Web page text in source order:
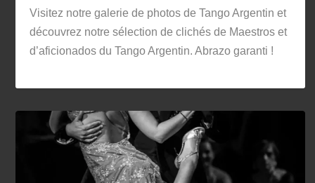
Visitez notre galerie de photos de Tango Argentin et
découvrez notre sélection de clichés de Maestros et
d’aficionados du Tango Argentin. Abrazo garanti !